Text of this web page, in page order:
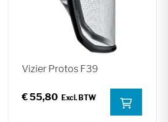
Vizier Protos F39
€ 55,80